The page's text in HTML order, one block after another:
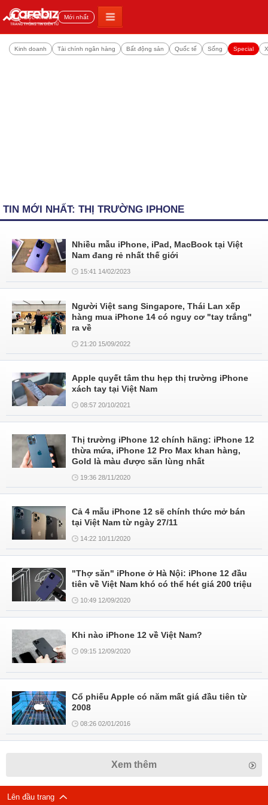
Đọc nhiều Mới nhất
Kinh doanh Tài chính ngân hàng Bất động sản Quốc tế Sống Special
TIN MỚI NHẤT: THỊ TRƯỜNG IPHONE
Nhiều mẫu iPhone, iPad, MacBook tại Việt
Nam đang rẻ nhất thế giới
15:41 14/02/2023
Người Việt sang Singapore, Thái Lan xếp
hàng mua iPhone 14 có nguy cơ "tay trắng"
ra về
21:20 15/09/2022
Apple quyết tâm thu hẹp thị trường iPhone
xách tay tại Việt Nam
08:57 20/10/2021
Thị trường iPhone 12 chính hãng: iPhone 12
thừa mứa, iPhone 12 Pro Max khan hàng,
Gold là màu được săn lùng nhất
19:36 28/11/2020
Cả 4 mẫu iPhone 12 sẽ chính thức mở bán
tại Việt Nam từ ngày 27/11
14:22 10/11/2020
"Thợ săn" iPhone ở Hà Nội: iPhone 12 đầu
tiên về Việt Nam khó có thể hét giá 200 triệu
10:49 12/09/2020
Khi nào iPhone 12 về Việt Nam?
09:15 12/09/2020
Cổ phiếu Apple có năm mất giá đầu tiên từ
2008
08:26 02/01/2016
Xem thêm
Lên đầu trang